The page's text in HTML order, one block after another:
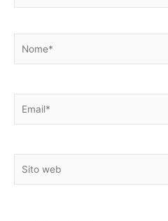
Nome*
Email*
Sito
web